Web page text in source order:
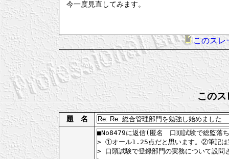
今一度見直してみます。
このスレ
この
題 名